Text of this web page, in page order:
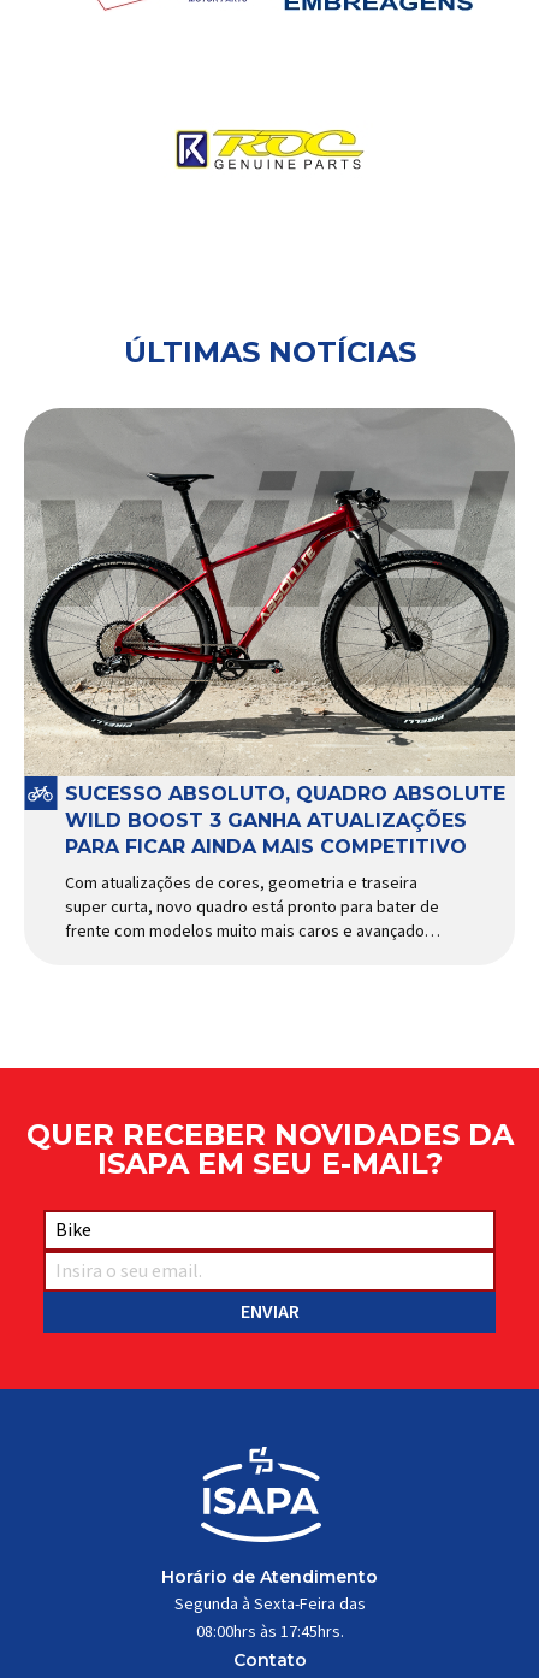
ÚLTIMAS NOTÍCIAS
SUCESSO ABSOLUTO, QUADRO ABSOLUTE
WILD BOOST 3 GANHA ATUALIZAÇÕES
PARA FICAR AINDA MAIS COMPETITIVO
Com atualizações de cores, geometria e traseira
super curta, novo quadro está pronto para bater de
frente com modelos muito mais caros e avançados
QUER RECEBER NOVIDADES DA
ISAPA EM SEU E-MAIL?
Horário de Atendimento
Segunda à Sexta-Feira das
08:00hrs às 17:45hrs.
Contato